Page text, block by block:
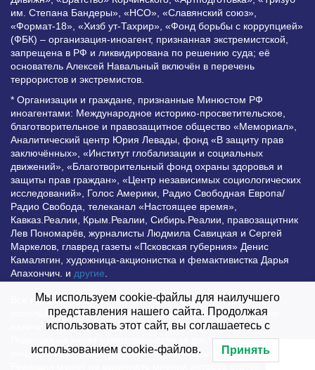
им. Степана Бандеры», «НСО», «Славянский союз»,
«Формат-18», «Хизб ут-Тахрир», «Фонд борьбы с коррупцией»
(ФБК) – организация-иноагент, признанная экстремистской,
запрещена в РФ и ликвидирована по решению суда; её
основатель Алексей Навальный включён в перечень
террористов и экстремистов.
* Организации и граждане, признанные Минюстом РФ
иноагентами: Международное историко-просветительское,
благотворительное и правозащитное общество «Мемориал»,
Аналитический центр Юрия Левады, фонд «В защиту прав
заключённых», «Институт глобализации и социальных
движений», «Благотворительный фонд охраны здоровья и
защиты прав граждан», «Центр независимых социологических
исследований», Голос Америки, Радио Свободная Европа/
Радио Свобода, телеканал «Настоящее время»,
Кавказ.Реалии, Крым.Реалии, Сибирь.Реалии, правозащитник
Лев Пономарёв, журналисты Людмила Савицкая и Сергей
Маркелов, главред газеты «Псковская губерния» Денис
Камалягин, художница-акционистка и фемактивистка Дарья
Апахончич. и другие.
Все права защищены и охраняются законом. Любое
использование материалов сайта допустимо при условии
наличия активной гиперссылки на Vesti.UZ.
Редакция не несет ответственности за достоверность
информации, опубликованной в рекламных объявлениях.
Мы используем cookie-файлы для наилучшего
представления нашего сайта. Продолжая
использовать этот сайт, вы соглашаетесь с
использованием cookie-файлов. Принять